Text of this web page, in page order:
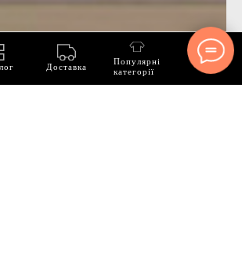
Доставка
Популярні
категорії